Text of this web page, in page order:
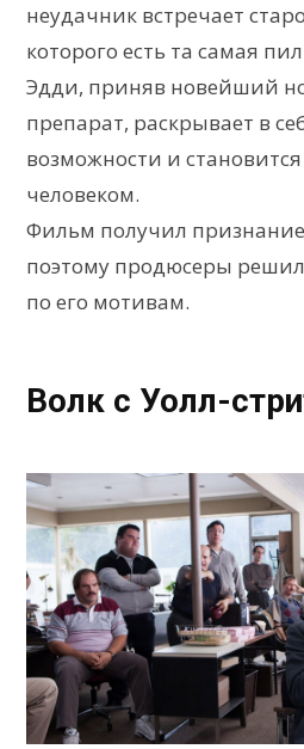
неудачник встречает
которого есть та самая
Эдди, приняв новейший
препарат, раскрывает в
возможности и
человеком.
Фильм получил признание
поэтому продюсеры
по его мотивам.
Волк с Уолл-